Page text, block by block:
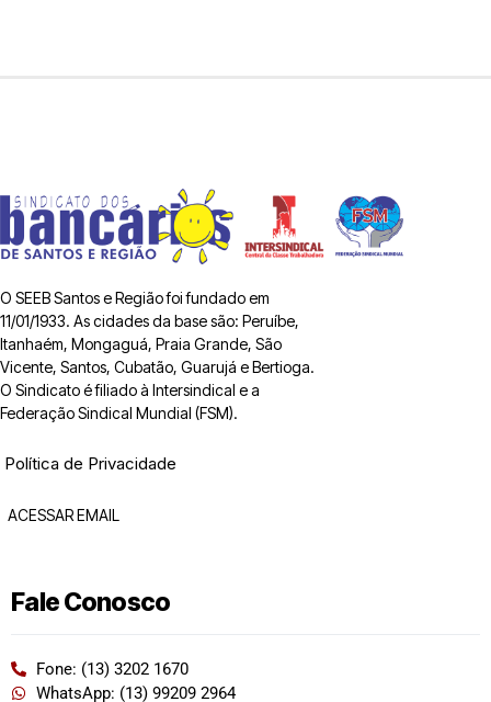
O SEEB Santos e Região foi fundado em
11/01/1933. As cidades da base são: Peruíbe,
Itanhaém, Mongaguá, Praia Grande, São
Vicente, Santos, Cubatão, Guarujá e Bertioga.
O Sindicato é filiado à Intersindical e a
Federação Sindical Mundial (FSM).
Política de Privacidade
ACESSAR EMAIL
Fale Conosco
Fone: (13) 3202 1670
WhatsApp: (13) 99209 2964